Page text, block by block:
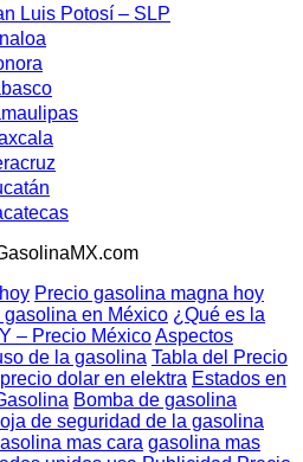
Luis Potosí – SLP
Precio gasolina magna hoy
gasolina en México ¿Qué es la
– Precio MéxicoAspectos
de la gasolina Tabla del Precio
precio dolar en elektra Estados en
Bomba de gasolina
de seguridad de la gasolina
mas cara gasolina mas